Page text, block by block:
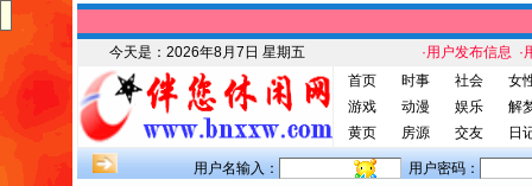
今天是： 2026年8月7日 星期五 ·用户发布信息 ·
首页
时事 社会
女
游戏
动漫 娱乐
解
黄页
房源 交友 日
用户名输入： 用户密码：